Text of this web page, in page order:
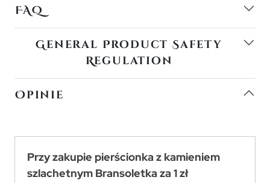
FAQ
General Product Safety
Regulation
Opinie
Przy zakupie pierścionka z kamieniem
szlachetnym Bransoletka za 1 zł